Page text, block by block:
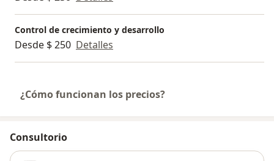
Control de crecimiento y desarrollo
Desde $ 250 Detalles
¿Cómo funcionan los precios?
Consultorio